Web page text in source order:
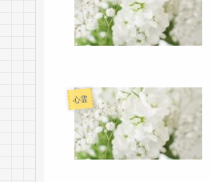
心霊